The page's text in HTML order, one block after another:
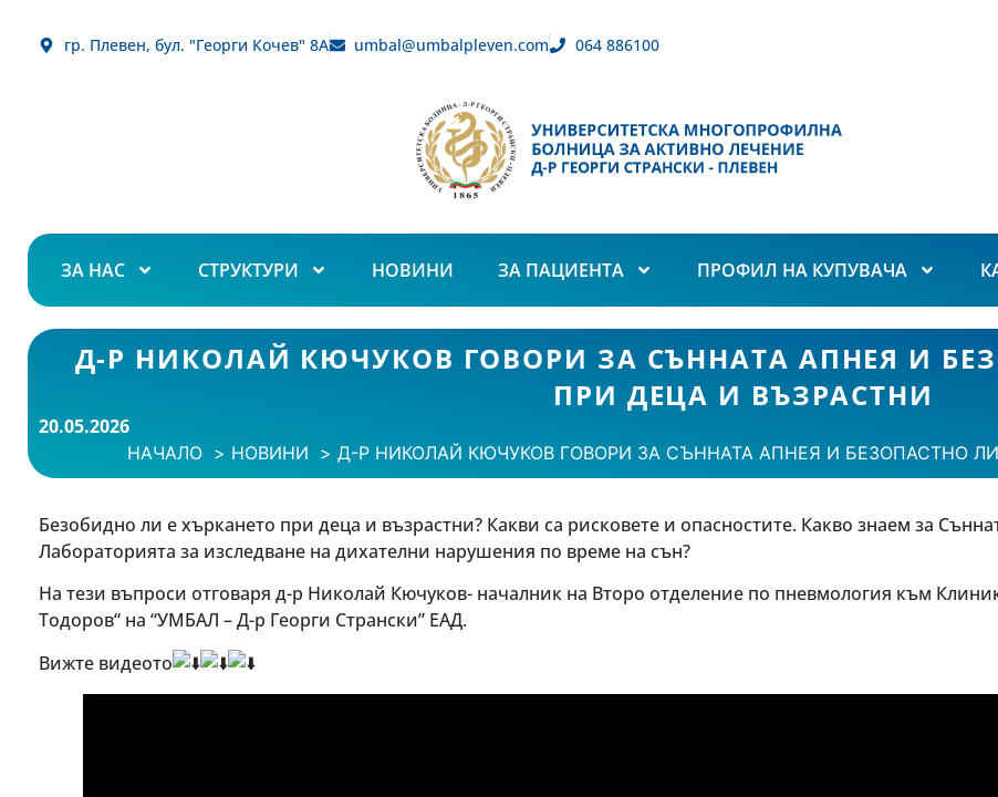
гр. Плевен, бул. "Георги Кочев" 8А umbal@umbalpleven.com 064 886100
ЗА НАС СТРУКТУРИ НОВИНИ ЗА ПАЦИЕНТА ПРОФИЛ НА КУПУВАЧА
Д-Р НИКОЛАЙ КЮЧУКОВ ГОВОРИ ЗА СЪННАТА АПНЕЯ И
ПРИ ДЕЦА И ВЪЗРАСТНИ
20.05.2026
НАЧАЛО НОВИНИ Д-Р НИКОЛАЙ КЮЧУКОВ ГОВОРИ ЗА СЪННАТА АПНЕЯ И БЕЗОПАСТНО
Безобидно ли е хъркането при деца и възрастни? Какви са рисковете и опасностите. Какво знаем за
Лабораторията за изследване на дихателни нарушения по време на сън?
На тези въпроси отговаря д-р Николай Кючуков- началник на Второ отделение по пневмология към
Тодоров“ на “УМБАЛ – Д-р Георги Странски” ЕАД.
Вижте видеото